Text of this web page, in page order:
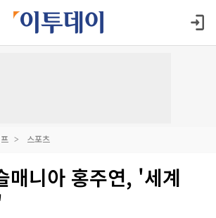
스포츠
매니아 홍주연, '세계